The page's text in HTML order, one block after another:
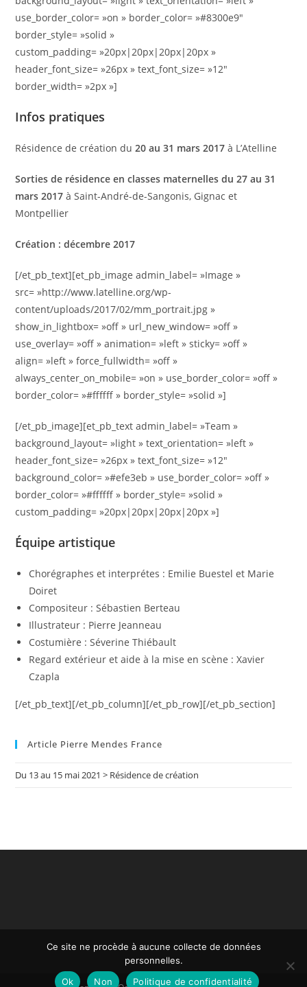
use_border_color= »on » border_color= »#8300e9″
border_style= »solid »
custom_padding= »20px|20px|20px|20px »
header_font_size= »26px » text_font_size= »12″
border_width= »2px »]
Infos pratiques
Résidence de création du20 au 31 mars 2017à L’Atelline
Sorties de résidence en classes maternelles du 27 au 31
mars 2017 à Saint-André-de-Sangonis, Gignac et
Montpellier
Création : décembre 2017
[/et_pb_text][et_pb_image admin_label= »Image »
src= »http://www.latelline.org/wp-
content/uploads/2017/02/mm_portrait.jpg »
show_in_lightbox= »off » url_new_window= »off »
use_overlay= »off » animation= »left » sticky= »off »
align= »left » force_fullwidth= »off »
always_center_on_mobile= »on » use_border_color= »off »
border_color= »#ffffff » border_style= »solid »]
[/et_pb_image][et_pb_text admin_label= »Team »
background_layout= »light » text_orientation= »left »
header_font_size= »26px » text_font_size= »12″
background_color= »#efe3eb » use_border_color= »off »
border_color= »#ffffff » border_style= »solid »
custom_padding= »20px|20px|20px|20px »]
Équipe artistique
Chorégraphes et interprétes : Emilie Buestel et Marie
Doiret
Compositeur : Sébastien Berteau
Illustrateur : Pierre Jeanneau
Costumière : Séverine Thiébault
Regard extérieur et aide à la mise en scène : Xavier
Czapla
[/et_pb_text][/et_pb_column][/et_pb_row][/et_pb_section]
Article Pierre Mendes France
Du 13 au 15 mai 2021 > Résidence de création
Ce site ne procède à aucune collecte de données
personnelles.
Ok
Non Politique de confidentialité